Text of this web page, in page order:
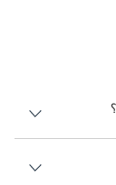
لسيارة لوتس